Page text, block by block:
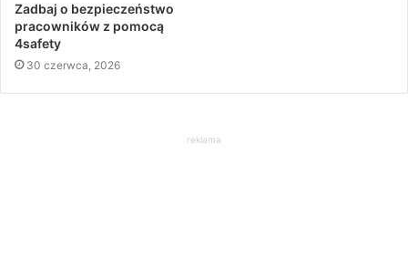
Zadbaj o bezpieczeństwo
pracowników z pomocą
4safety
30 czerwca, 2026
reklama